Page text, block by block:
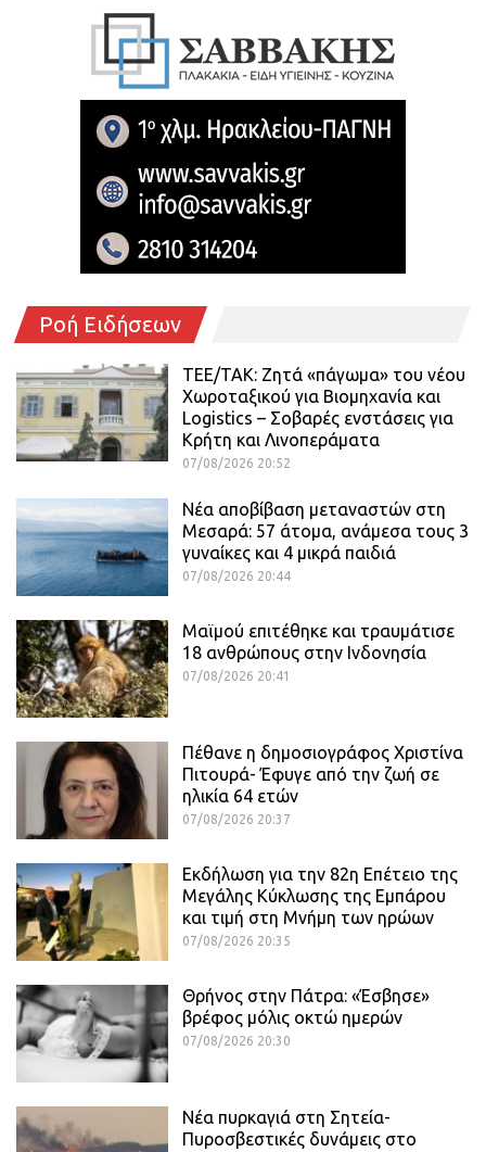
Ροή Ειδήσεων
ΤΕΕ/ΤΑΚ: Ζητά «πάγωμα» του νέου
Χωροταξικού για Βιομηχανία και
Logistics – Σοβαρές ενστάσεις για
Κρήτη και Λινοπεράματα
07/08/2026 20:52
Νέα αποβίβαση μεταναστών στη
Μεσαρά: 57 άτομα, ανάμεσα τους 3
γυναίκες και 4 μικρά παιδιά
07/08/2026 20:44
Μαϊμού επιτέθηκε και τραυμάτισε
18 ανθρώπους στην Ινδονησία
07/08/2026 20:41
Πέθανε η δημοσιογράφος Χριστίνα
Πιτουρά- Έφυγε από την ζωή σε
ηλικία 64 ετών
07/08/2026 20:37
Εκδήλωση για την 82η Επέτειο της
Μεγάλης Κύκλωσης της Εμπάρου
και τιμή στη Μνήμη των ηρώων
07/08/2026 20:35
Θρήνος στην Πάτρα: «Έσβησε»
βρέφος μόλις οκτώ ημερών
07/08/2026 20:30
Νέα πυρκαγιά στη Σητεία-
Πυροσβεστικές δυνάμεις στο